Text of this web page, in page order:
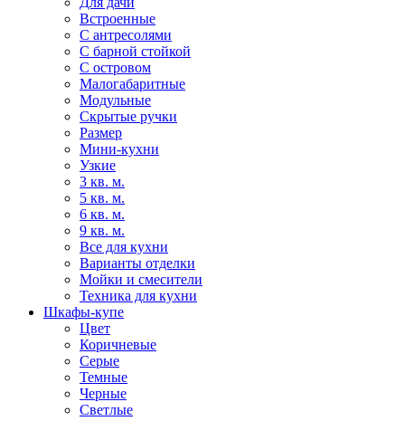
Встроенные
С антресолями
С барной стойкой
С островом
Малогабаритные
Модульные
Скрытые ручки
Размер
Мини-кухни
Узкие
3 кв. м.
5 кв. м.
6 кв. м.
9 кв. м.
Все для кухни
Варианты отделки
Мойки и смесители
Техника для кухни
Шкафы-купе
Цвет
Коричневые
Серые
Темные
Черные
Светлые